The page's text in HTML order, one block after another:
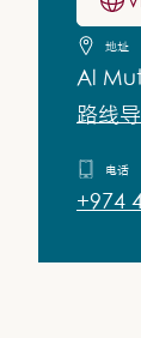
地址
Al
路线
电话
+974